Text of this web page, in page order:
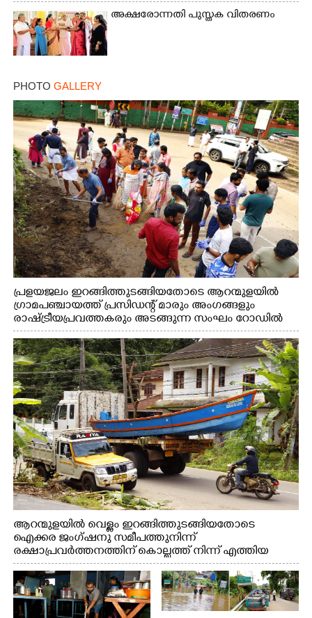
അക്ഷരോന്നതി പുസ്തക വിതരണം
PHOTO GALLERY
പ്രളയജലം ഇറങ്ങിത്തുടങ്ങിയതോടെ ആറന്മുളയിൽ
ഗ്രാമപഞ്ചായത്ത് പ്രസിഡന്റ് മാരും അംഗങ്ങളും
രാഷ്ട്രീയപ്രവത്തകരും അടങ്ങുന്ന സംഘം റോഡിൽ
അടിഞ്ഞ് കൂടിയ ചെളിയും മണ്ണും മറ്റ് മാലിന്യങ്ങളും
നീക്കം ചെയ്യുന്നു.
ആറന്മുളയിൽ വെള്ളം ഇറങ്ങിത്തുടങ്ങിയതോടെ
ഐക്കര ജംഗ്ഷനു സമീപത്തുനിന്ന്
രക്ഷാപ്രവർത്തനത്തിന് കൊല്ലത്ത് നിന്ന് എത്തിയ
ബോട്ടുകൾ തിരികെക്കൊണ്ടുപോകുന്നു.